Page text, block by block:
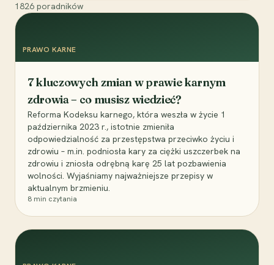
1826 poradników
PRAWO KARNE
7 kluczowych zmian w prawie karnym
zdrowia – co musisz wiedzieć?
Reforma Kodeksu karnego, która weszła w życie 1
października 2023 r., istotnie zmieniła
odpowiedzialność za przestępstwa przeciwko życiu i
zdrowiu – m.in. podniosła kary za ciężki uszczerbek na
zdrowiu i zniosła odrębną karę 25 lat pozbawienia
wolności. Wyjaśniamy najważniejsze przepisy w
aktualnym brzmieniu.
8 min czytania